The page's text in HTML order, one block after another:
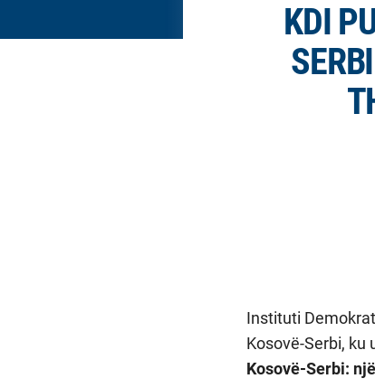
KDI
Instituti
Kosovë-Serbi,
Kosovë-Serbi: